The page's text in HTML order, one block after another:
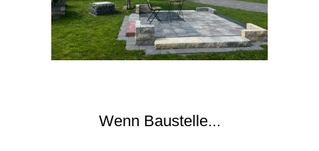
Wenn Baustelle...